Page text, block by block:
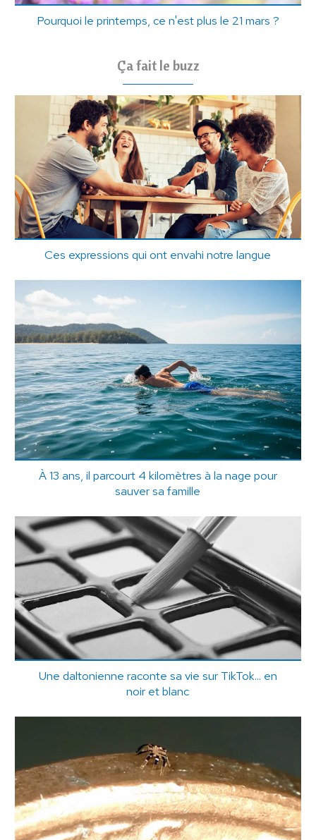
Pourquoi le printemps, ce n'est plus le 21 mars ?
Ça fait le buzz
Ces expressions qui ont envahi notre langue
À 13 ans, il parcourt 4 kilomètres à la nage pour
sauver sa famille
Une daltonienne raconte sa vie sur TikTok... en
noir et blanc